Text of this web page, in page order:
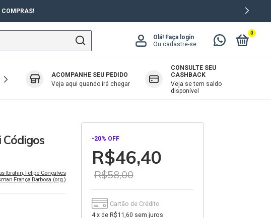
COMPRAS!
Olá! Faça login
Ou cadastre-se
0
EXAME OAB
ACOMPANHE SEU PEDIDO
Veja aqui quando irá chegar
CONSULTE SEU
CASHBACK
Veja se tem saldo
disponível
Códigos
Ibrahin, Felipe Gonçalves
França Barbosa (org.)
-20% OFF
R$46,40
R$58,00
Cartão de Crédito
4 x de R$11,60 sem juros